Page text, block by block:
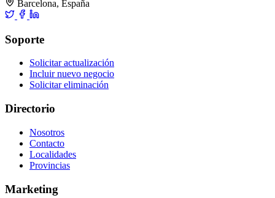
Barcelona, España
Soporte
Solicitar actualización
Incluir nuevo negocio
Solicitar eliminación
Directorio
Nosotros
Contacto
Localidades
Provincias
Marketing